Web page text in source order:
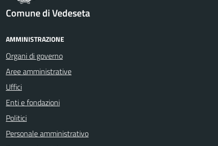
Comune di Vedeseta
AMMINISTRAZIONE
Organi di governo
Aree amministrative
Uffici
Enti e fondazioni
Politici
Personale amministrativo